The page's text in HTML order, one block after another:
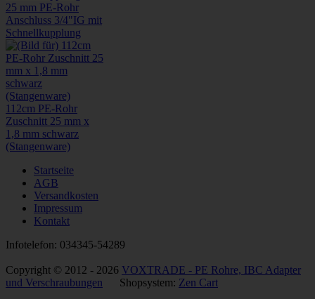
25 mm PE-Rohr
Anschluss 3/4"IG mit
Schnellkupplung
112cm PE-Rohr
Zuschnitt 25 mm x
1,8 mm schwarz
(Stangenware)
Startseite
AGB
Versandkosten
Impressum
Kontakt
Infotelefon: 034345-54289
Copyright © 2012 - 2026 VOXTRADE - PE Rohre, IBC Adapter
und Verschraubungen Shopsystem: Zen Cart